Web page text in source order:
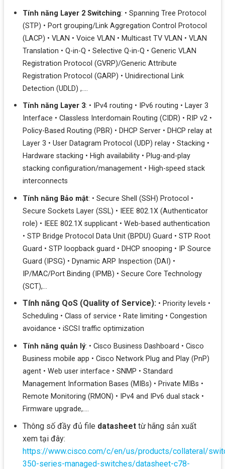
Tính năng Layer 2 Switching: • Spanning Tree Protocol
(STP) • Port grouping/Link Aggregation Control Protocol
(LACP) • VLAN • Voice VLAN • Multicast TV VLAN • VLAN
Translation • Q-in-Q • Selective Q-in-Q • Generic VLAN
Registration Protocol (GVRP)/Generic Attribute
Registration Protocol (GARP) • Unidirectional Link
Detection (UDLD) ,….
Tính năng Layer 3: • IPv4 routing • IPv6 routing • Layer 3
Interface • Classless Interdomain Routing (CIDR) • RIP v2 •
Policy-Based Routing (PBR) • DHCP Server • DHCP relay at
Layer 3 • User Datagram Protocol (UDP) relay • Stacking •
Hardware stacking • High availability • Plug-and-play
stacking configuration/management • High-speed stack
interconnects
Tính năng Bảo mật: • Secure Shell (SSH) Protocol •
Secure Sockets Layer (SSL) • IEEE 802.1X (Authenticator
role) • IEEE 802.1X supplicant • Web-based authentication
• STP Bridge Protocol Data Unit (BPDU) Guard • STP Root
Guard • STP loopback guard • DHCP snooping • IP Source
Guard (IPSG) • Dynamic ARP Inspection (DAI) •
IP/MAC/Port Binding (IPMB) • Secure Core Technology
(SCT),…
Tính năng QoS (Quality of Service): • Priority levels •
Scheduling • Class of service • Rate limiting • Congestion
avoidance • iSCSI traffic optimization
Tính năng quản lý: • Cisco Business Dashboard • Cisco
Business mobile app • Cisco Network Plug and Play (PnP)
agent • Web user interface • SNMP • Standard
Management Information Bases (MIBs) • Private MIBs •
Remote Monitoring (RMON) • IPv4 and IPv6 dual stack •
Firmware upgrade,….
Thông số đầy đủ file datasheettừ hãng sản xuất
xem tại đây:
https://www.cisco.com/c/en/us/products/collateral/
350-series-managed-switches/datasheet-c78-